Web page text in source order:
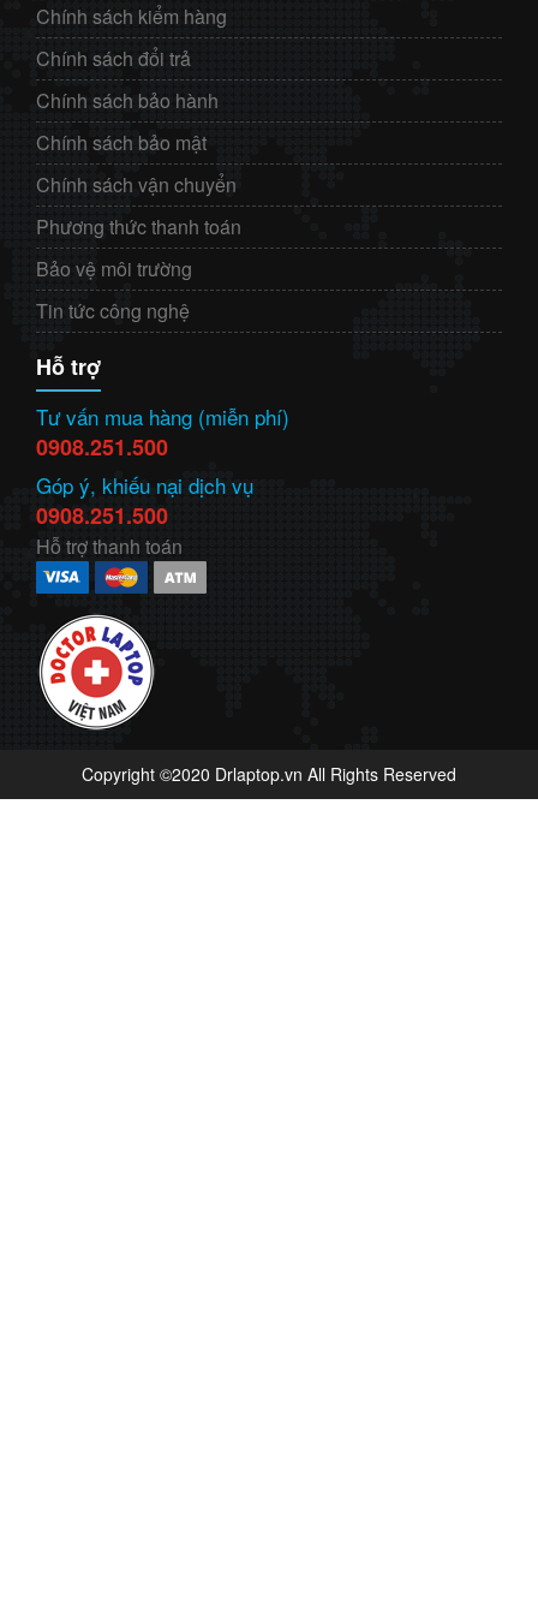
Chính sách kiểm hàng
Chính sách đổi trả
Chính sách bảo hành
Chính sách bảo mật
Chính sách vận chuyển
Phương thức thanh toán
Bảo vệ môi trường
Tin tức công nghệ
Hỗ trợ
Tư vấn mua hàng (miễn phí)
0908.251.500
Góp ý, khiếu nại dịch vụ
0908.251.500
Hỗ trợ thanh toán
Copyright ©2020 Drlaptop.vn All Rights Reserved